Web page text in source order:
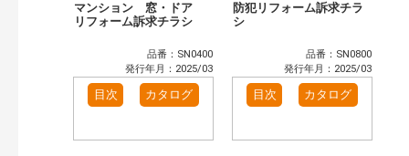
マンション 窓・ドア
リフォーム訴求チラシ
品番：SN0400
発行年月：2025/03
目次 カタログ
防犯リフォーム訴求チラ
シ
品番：SN0800
発行年月：2025/03
目次 カタログ